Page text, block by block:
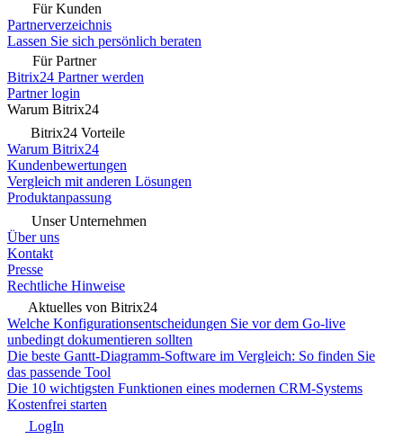
Für Kunden
Partnerverzeichnis
Lassen Sie sich persönlich beraten
Für Partner
Bitrix24 Partner werden
Partner login
Warum Bitrix24
Bitrix24 Vorteile
Warum Bitrix24
Kundenbewertungen
Vergleich mit anderen Lösungen
Produktanpassung
Unser Unternehmen
Über uns
Kontakt
Presse
Rechtliche Hinweise
Aktuelles von Bitrix24
Welche Konfigurationsentscheidungen Sie vor dem Go-live
unbedingt dokumentieren sollten
Die beste Gantt-Diagramm-Software im Vergleich: So finden Sie
das passende Tool
Die 10 wichtigsten Funktionen eines modernen CRM-Systems
Kostenfrei starten
LogIn